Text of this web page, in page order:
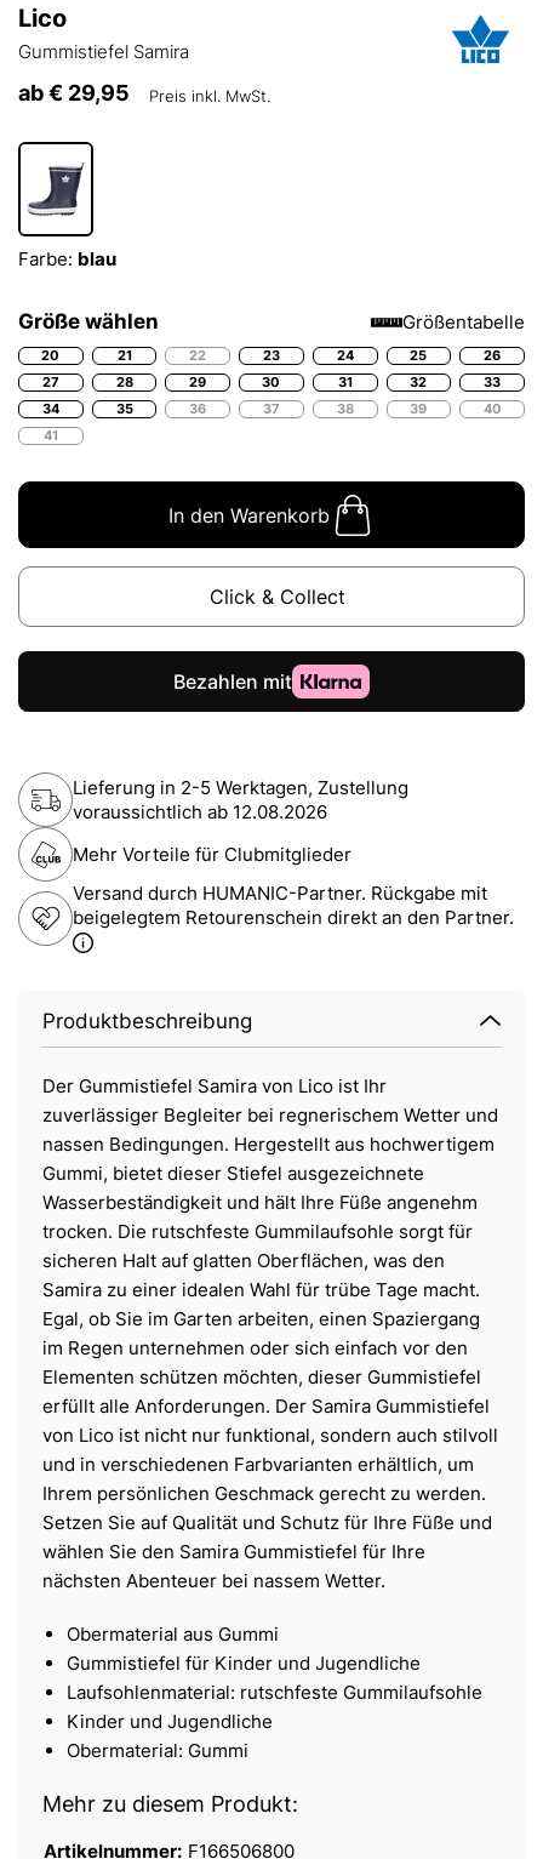
Lico
Gummistiefel Samira
ab€ 29,95 Preis inkl. MwSt.
Farbe: blau
Größe wählen Größentabelle
20 21 22 23 24 25
26
27
28 29 30 31 32
33
34
35 36 37 38 39
40
41
In den Warenkorb
Click & Collect
Lieferung in 2-5 Werktagen, Zustellung
voraussichtlich ab 12.08.2026
Mehr Vorteile für Clubmitglieder
Versand durch HUMANIC-Partner. Rückgabe mit
beigelegtem Retourenschein direkt an den Partner.
Produktbeschreibung
Der Gummistiefel Samira von Lico ist Ihr
zuverlässiger Begleiter bei regnerischem Wetter und
nassen Bedingungen. Hergestellt aus hochwertigem
Gummi, bietet dieser Stiefel ausgezeichnete
Wasserbeständigkeit und hält Ihre Füße angenehm
trocken. Die rutschfeste Gummilaufsohle sorgt für
sicheren Halt auf glatten Oberflächen, was den
Samira zu einer idealen Wahl für trübe Tage macht.
Egal, ob Sie im Garten arbeiten, einen Spaziergang
im Regen unternehmen oder sich einfach vor den
Elementen schützen möchten, dieser Gummistiefel
erfüllt alle Anforderungen. Der Samira Gummistiefel
von Lico ist nicht nur funktional, sondern auch stilvoll
und in verschiedenen Farbvarianten erhältlich, um
Ihrem persönlichen Geschmack gerecht zu werden.
Setzen Sie auf Qualität und Schutz für Ihre Füße und
wählen Sie den Samira Gummistiefel für Ihre
nächsten Abenteuer bei nassem Wetter.
Obermaterial aus Gummi
Gummistiefel für Kinder und Jugendliche
Laufsohlenmaterial: rutschfeste Gummilaufsohle
Kinder und Jugendliche
Obermaterial: Gummi
Mehr zu diesem Produkt:
Artikelnummer: F166506800